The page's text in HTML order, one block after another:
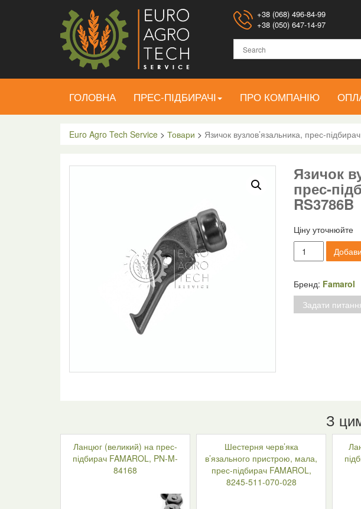
+38 (068) 496-84-99
+38 (050) 647-14-97
ГОЛОВНА ПРЕС-ПІДБИРАЧІ ПРО КОМПАНІЮ
Euro Agro Tech Service > Товари > Язичок вузлов’язальника, прес-
Язичок
прес-
RS3786B
Ціну уточнюйте
Язичок
підбирач
FAMAROL,
RS3786B
Бренд: Famarol
Задати
З
Ланцюг (великий) на прес-
підбирач FAMAROL, PN-M-
84168
Шестерня черв’яка
в’язального пристрою, мала,
прес-підбирач FAMAROL,
8245-511-070-028